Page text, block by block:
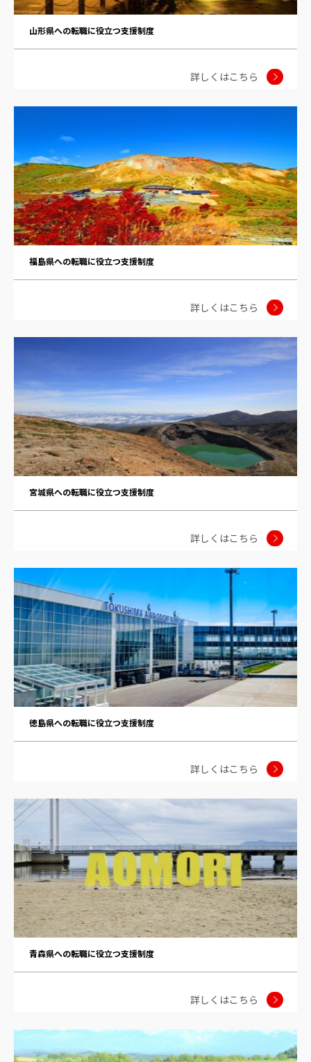
山形県への転職に役立つ支援制度
詳しくはこちら
福島県への転職に役立つ支援制度
詳しくはこちら
宮城県への転職に役立つ支援制度
詳しくはこちら
徳島県への転職に役立つ支援制度
詳しくはこちら
青森県への転職に役立つ支援制度
詳しくはこちら